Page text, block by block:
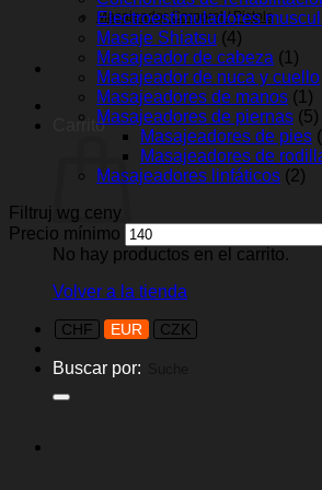
Masajeador Corporal / Pistola
Carrito
No hay productos en el carrito.
Volver a la tienda
CHF EUR CZK
Buscar por:
Electroestimuladores
Masaje Shiatsu (4)
Masajeador de cabeza (1)
Masajeador de nuca y cuello
Masajeadores de manos (1)
Masajeadores de piernas (5)
Masajeadores de pies
Masajeadores de
Masajeadores linfáticos (2)
Filtruj wg ceny
Precio mínimo